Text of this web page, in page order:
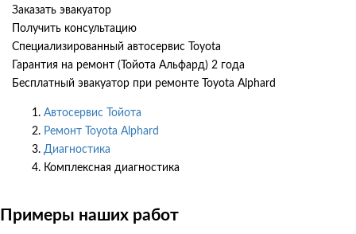
Заказать эвакуатор
Получить консультацию
Специализированный автосервис Toyota
Гарантия на ремонт (Тойота Альфард) 2 года
Бесплатный эвакуатор при ремонте Toyota Alphard
Автосервис Тойота
Ремонт Toyota Alphard
Диагностика
Комплексная диагностика
Примеры наших работ